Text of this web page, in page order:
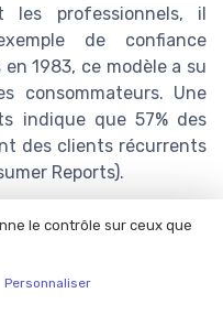
professionnels, il
de confiance
1983, ce modèle a su
consommateurs. Une
indique que 57% des
des clients récurrents
Reports).
du confort
l'ascension fulgurante
à leur design axé sur
le contrôle sur ceux que
Personnaliser